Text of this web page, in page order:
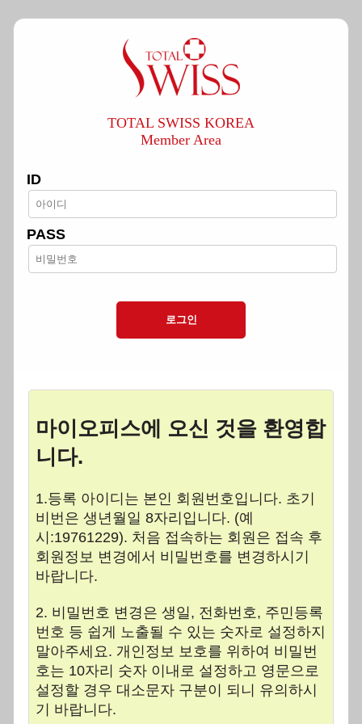
TOTAL SWISS KOREA
Member Area
ID
PASS
로그인
마이오피스에 오신 것을 환영합
니다.
1.등록 아이디는 본인 회원번호입니다. 초기
비번은 생년월일 8자리입니다. (예
시:19761229). 처음 접속하는 회원은 접속 후
회원정보 변경에서 비밀번호를 변경하시기
바랍니다.
2. 비밀번호 변경은 생일, 전화번호, 주민등록
번호 등 쉽게 노출될 수 있는 숫자로 설정하지
말아주세요. 개인정보 보호를 위하여 비밀번
호는 10자리 숫자 이내로 설정하고 영문으로
설정할 경우 대소문자 구분이 되니 유의하시
기 바랍니다.